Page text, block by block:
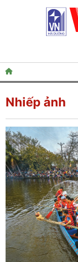
Nhiếp ảnh